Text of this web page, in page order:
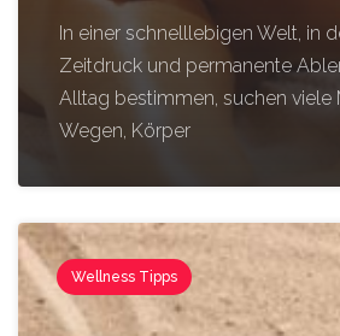
In einer schnelllebigen Welt, in
Zeitdruck und permanente
Alltag bestimmen, suchen viele
Wegen, Körper
Wellness Tipps